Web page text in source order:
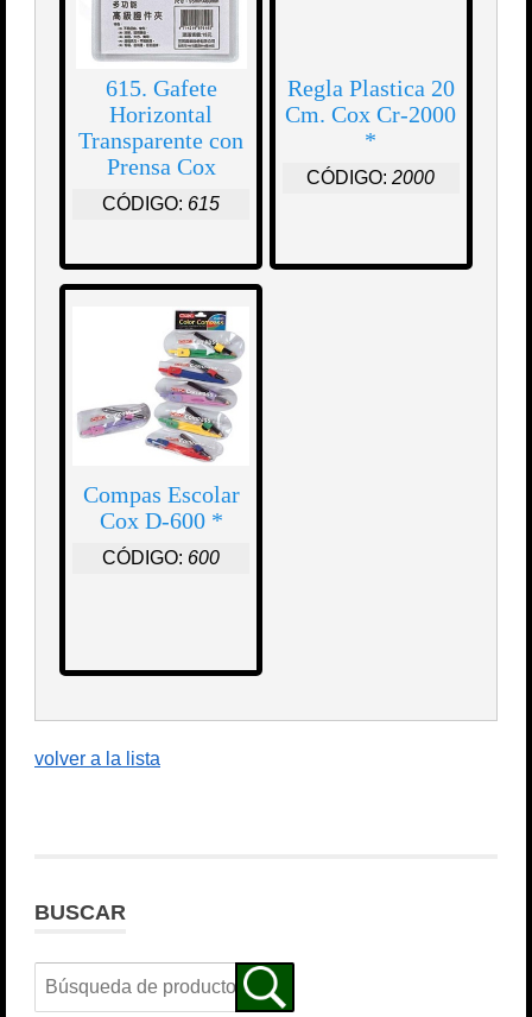
615. Gafete
Horizontal
Transparente con
Prensa Cox
CÓDIGO: 615
Regla Plastica 20
Cm. Cox Cr-2000
*
CÓDIGO: 2000
Compas Escolar
Cox D-600 *
CÓDIGO: 600
volver a la lista
BUSCAR